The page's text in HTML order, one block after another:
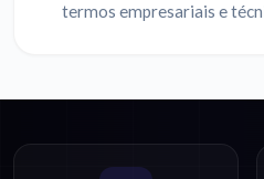
termos empresariais e